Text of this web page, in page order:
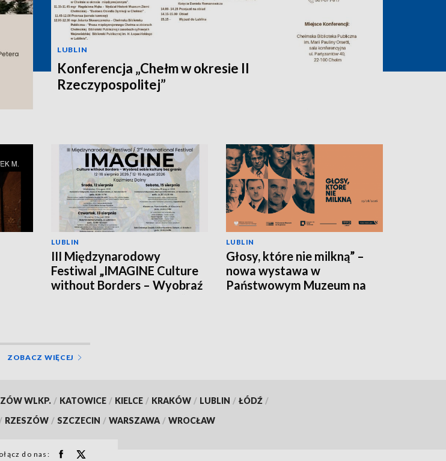
LUBLIN
Konferencja „Chełm w okresie II
Rzeczypospolitej”
LUBLIN
III Międzynarodowy
Festiwal „IMAGINE Culture
without Borders – Wyobraź
LUBLIN
Głosy, które nie milkną” –
nowa wystawa w
Państwowym Muzeum na
ZOBACZ WIĘCEJ
WLKP. / KATOWICE / KIELCE / KRAKÓW / LUBLIN / ŁÓDŹ /
/ RZESZÓW / SZCZECIN / WARSZAWA / WROCŁAW
do nas: